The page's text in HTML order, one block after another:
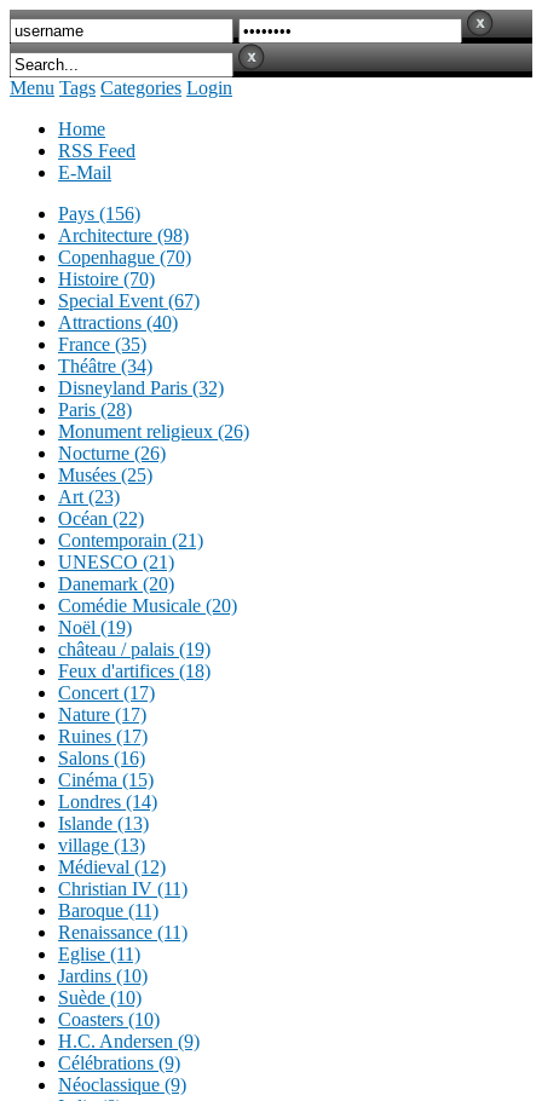
Menu Tags Categories Login
Home
RSS Feed
E-Mail
Pays (156)
Architecture (98)
Copenhague (70)
Histoire (70)
Special Event (67)
Attractions (40)
France (35)
Théâtre (34)
Disneyland Paris (32)
Paris (28)
Monument religieux (26)
Nocturne (26)
Musées (25)
Art (23)
Océan (22)
Contemporain (21)
UNESCO (21)
Danemark (20)
Comédie Musicale (20)
Noël (19)
château / palais (19)
Feux d'artifices (18)
Concert (17)
Nature (17)
Ruines (17)
Salons (16)
Cinéma (15)
Londres (14)
Islande (13)
village (13)
Médieval (12)
Christian IV (11)
Baroque (11)
Renaissance (11)
Eglise (11)
Jardins (10)
Suède (10)
Coasters (10)
H.C. Andersen (9)
Célébrations (9)
Néoclassique (9)